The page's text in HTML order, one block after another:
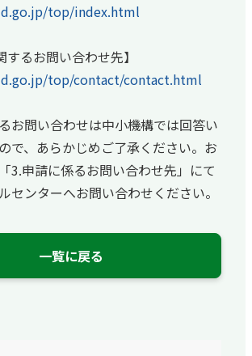
top/index.html
するお問い合わせ先】
top/contact/contact.html
お問い合わせは中小機構では回答い
で、あらかじめご了承ください。お
3.申請に係るお問い合わせ先」にて
センターへお問い合わせください。
一覧に戻る